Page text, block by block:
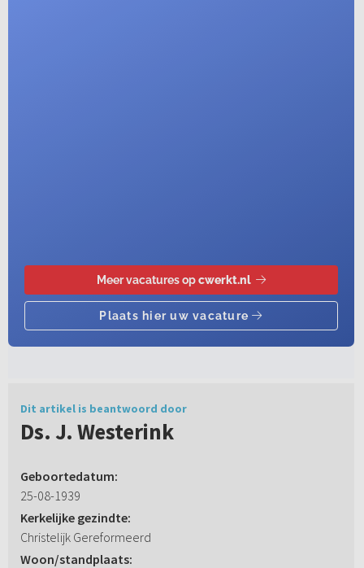
Dit artikel is beantwoord door
Ds. J. Westerink
Geboortedatum:
25-08-1939
Kerkelijke gezindte:
Christelijk Gereformeerd
Woon/standplaats: